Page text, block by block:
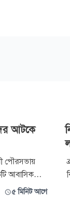
আটকে
পৌরসভায়
আবাসিক
তৈরির
৫ মিনিট আগে